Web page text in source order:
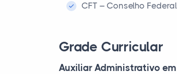
CFT – Conselho
Grade Curricular
Auxiliar Administrativo